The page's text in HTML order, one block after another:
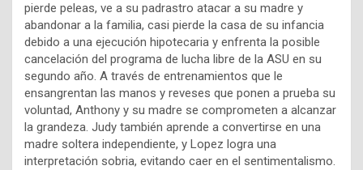
pierde peleas, ve a su padrastro atacar a su madre y
abandonar a la familia, casi pierde la casa de su infancia
debido a una ejecución hipotecaria y enfrenta la posible
cancelación del programa de lucha libre de la ASU en su
segundo año. A través de entrenamientos que le
ensangrentan las manos y reveses que ponen a prueba su
voluntad, Anthony y su madre se comprometen a alcanzar
la grandeza. Judy también aprende a convertirse en una
madre soltera independiente, y Lopez logra una
interpretación sobria, evitando caer en el sentimentalismo.